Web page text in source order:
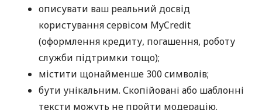
описувати ваш реальний досвід
користування сервісом MyCredit
(оформлення кредиту, погашення, роботу
служби підтримки тощо);
містити щонайменше 300 символів;
бути унікальним. Скопійовані або шаблонні
тексти можуть не пройти модерацію.